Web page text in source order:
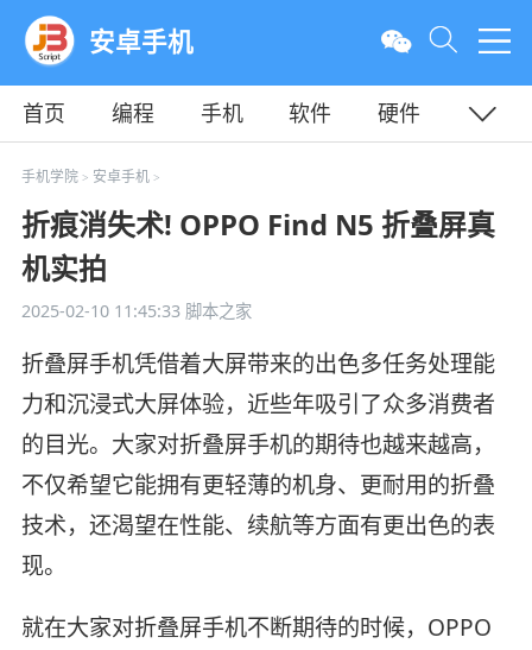
安卓手机
首页 编程 手机 软件
硬件
教程
平面
手机学院> 安卓手机>
折痕消失术! OPPO Find N5 折叠屏真
机实拍
2025-02-10 11:45:33脚本之家
折叠屏手机凭借着大屏带来的出色多任务处理能
力和沉浸式大屏体验，近些年吸引了众多消费者
的目光。大家对折叠屏手机的期待也越来越高，
不仅希望它能拥有更轻薄的机身、更耐用的折叠
技术，还渴望在性能、续航等方面有更出色的表
现。
就在大家对折叠屏手机不断期待的时候，OPPO